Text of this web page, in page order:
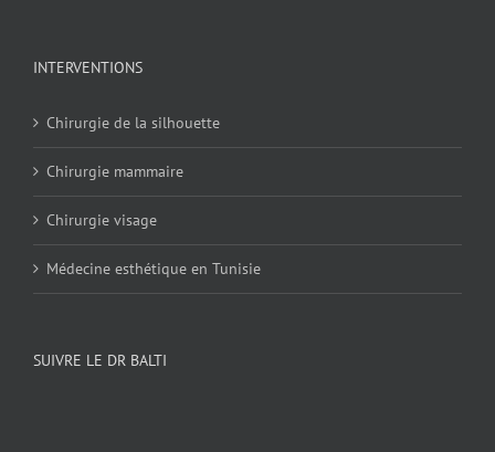
INTERVENTIONS
Chirurgie de la silhouette
Chirurgie mammaire
Chirurgie visage
Médecine esthétique en Tunisie
SUIVRE LE DR BALTI